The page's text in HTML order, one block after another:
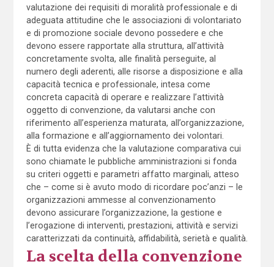
valutazione dei requisiti di moralità professionale e di
adeguata attitudine che le associazioni di volontariato
e di promozione sociale devono possedere e che
devono essere rapportate alla struttura, all’attività
concretamente svolta, alle finalità perseguite, al
numero degli aderenti, alle risorse a disposizione e alla
capacità tecnica e professionale, intesa come
concreta capacità di operare e realizzare l’attività
oggetto di convenzione, da valutarsi anche con
riferimento all’esperienza maturata, all’organizzazione,
alla formazione e all’aggiornamento dei volontari.
È di tutta evidenza che la valutazione comparativa cui
sono chiamate le pubbliche amministrazioni si fonda
su criteri oggetti e parametri affatto marginali, atteso
che – come si è avuto modo di ricordare poc’anzi – le
organizzazioni ammesse al convenzionamento
devono assicurare l’organizzazione, la gestione e
l’erogazione di interventi, prestazioni, attività e servizi
caratterizzati da continuità, affidabilità, serietà e qualità.
La scelta della convenzione